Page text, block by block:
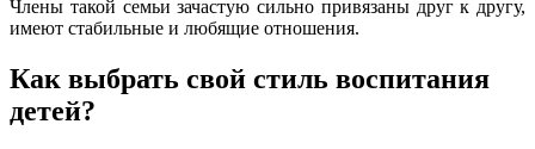
Члены такой семьи зачастую сильно привязаны друг к другу,
имеют стабильные и любящие отношения.
Как выбрать свой стиль воспитания
детей?